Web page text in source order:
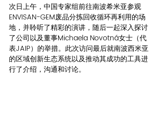
次日上午，中国专家组前往南波希米亚参观
ENVISAN-GEM废品分拣回收循环再利用的场
地，并聆听了精彩的演讲，随后一起深入探讨
了公司以及董事Michaela Novotná女士（代
表JAIP）的举措。此次访问最后就南波西米亚
的区域创新生态系统以及推动其成功的工具进
行了介绍，沟通和讨论。